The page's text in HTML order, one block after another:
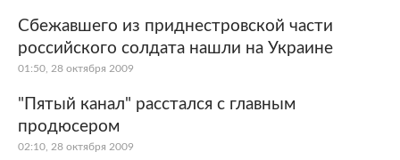
Сбежавшего из приднестровской части
российского солдата нашли на Украине
01:50, 28 октября 2009
"Пятый канал" расстался с главным
продюсером
02:10, 28 октября 2009